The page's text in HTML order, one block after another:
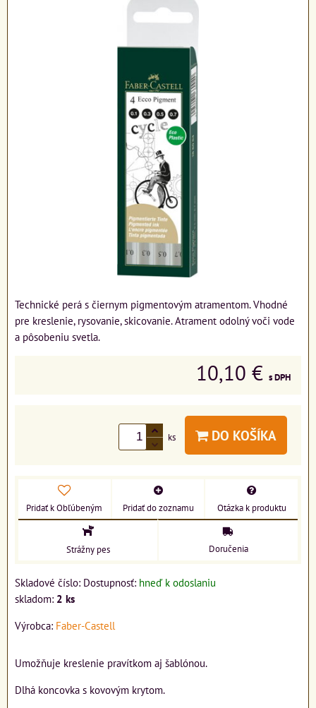
Technické perá s čiernym pigmentovým atramentom. Vhodné
pre kreslenie, rysovanie, skicovanie. Atrament odolný voči vode
a pôsobeniu svetla.
10,10 € s DPH
ks DO KOŠÍKA
Pridať k Obľúbeným Pridať do zoznamu Otázka k produktu
Strážny pes Doručenia
Skladové číslo: Dostupnosť: hneď k odoslaniu
skladom: 2 ks
Výrobca: Faber-Castell
Umožňuje kreslenie pravítkom aj šablónou.
Dlhá koncovka s kovovým krytom.